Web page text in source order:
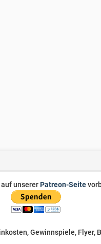
unsererPatreon-Seite
Gewinnspiele, Flyer,